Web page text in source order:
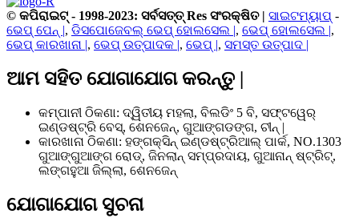
© କପିରାଇଟ୍ - 1998-2023: ସର୍ବସତ୍ତ୍ Res ସଂରକ୍ଷିତ | ସାଇଟମ୍ୟାପ୍ -
ଭେପ୍ ପେନ୍ |, ଡିସପୋଜେବଲ୍ ଭେପ୍ ହୋଲସେଲ |, ଭେପ୍ ହୋଲସେଲ |,
ଭେପ୍ କାରଖାନା |, ଭେପ୍ ଉତ୍ପାଦକ |, ଭେପ୍ |, ସମସ୍ତ ଉତ୍ପାଦ |
ଆମ ସହିତ ଯୋଗାଯୋଗ କରନ୍ତୁ |
କମ୍ପାନୀ ଠିକଣା: ଦ୍ୱିତୀୟ ମହଲା, ବିଲଡିଂ 5 ବି, ସଫ୍ଟୱେର୍
ଇଣ୍ଡଷ୍ଟ୍ରି ବେସ୍, ଶେନଜେନ୍, ଗୁଆଙ୍ଗଡଙ୍ଗ, ଚୀନ୍ |
କାରଖାନା ଠିକଣା: ହଙ୍ଗକ୍ସିନ୍ ଇଣ୍ଡଷ୍ଟ୍ରିଆଲ୍ ପାର୍କ, NO.1303
ଗୁଆଙ୍ଗୁଆଙ୍ଗ ରୋଡ୍, ଜିନଲାନ୍ ସମ୍ପ୍ରଦାୟ, ଗୁଆନାନ୍ ଷ୍ଟ୍ରିଟ୍,
ଲଙ୍ଗହୁଆ ଜିଲ୍ଲା, ଶେନଜେନ୍
ଯୋଗାଯୋଗ ସୁଚନା